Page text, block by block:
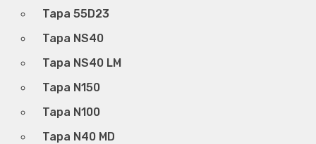
Tapa 55D23
Tapa NS40
Tapa NS40 LM
Tapa N150
Tapa N100
Tapa N40 MD